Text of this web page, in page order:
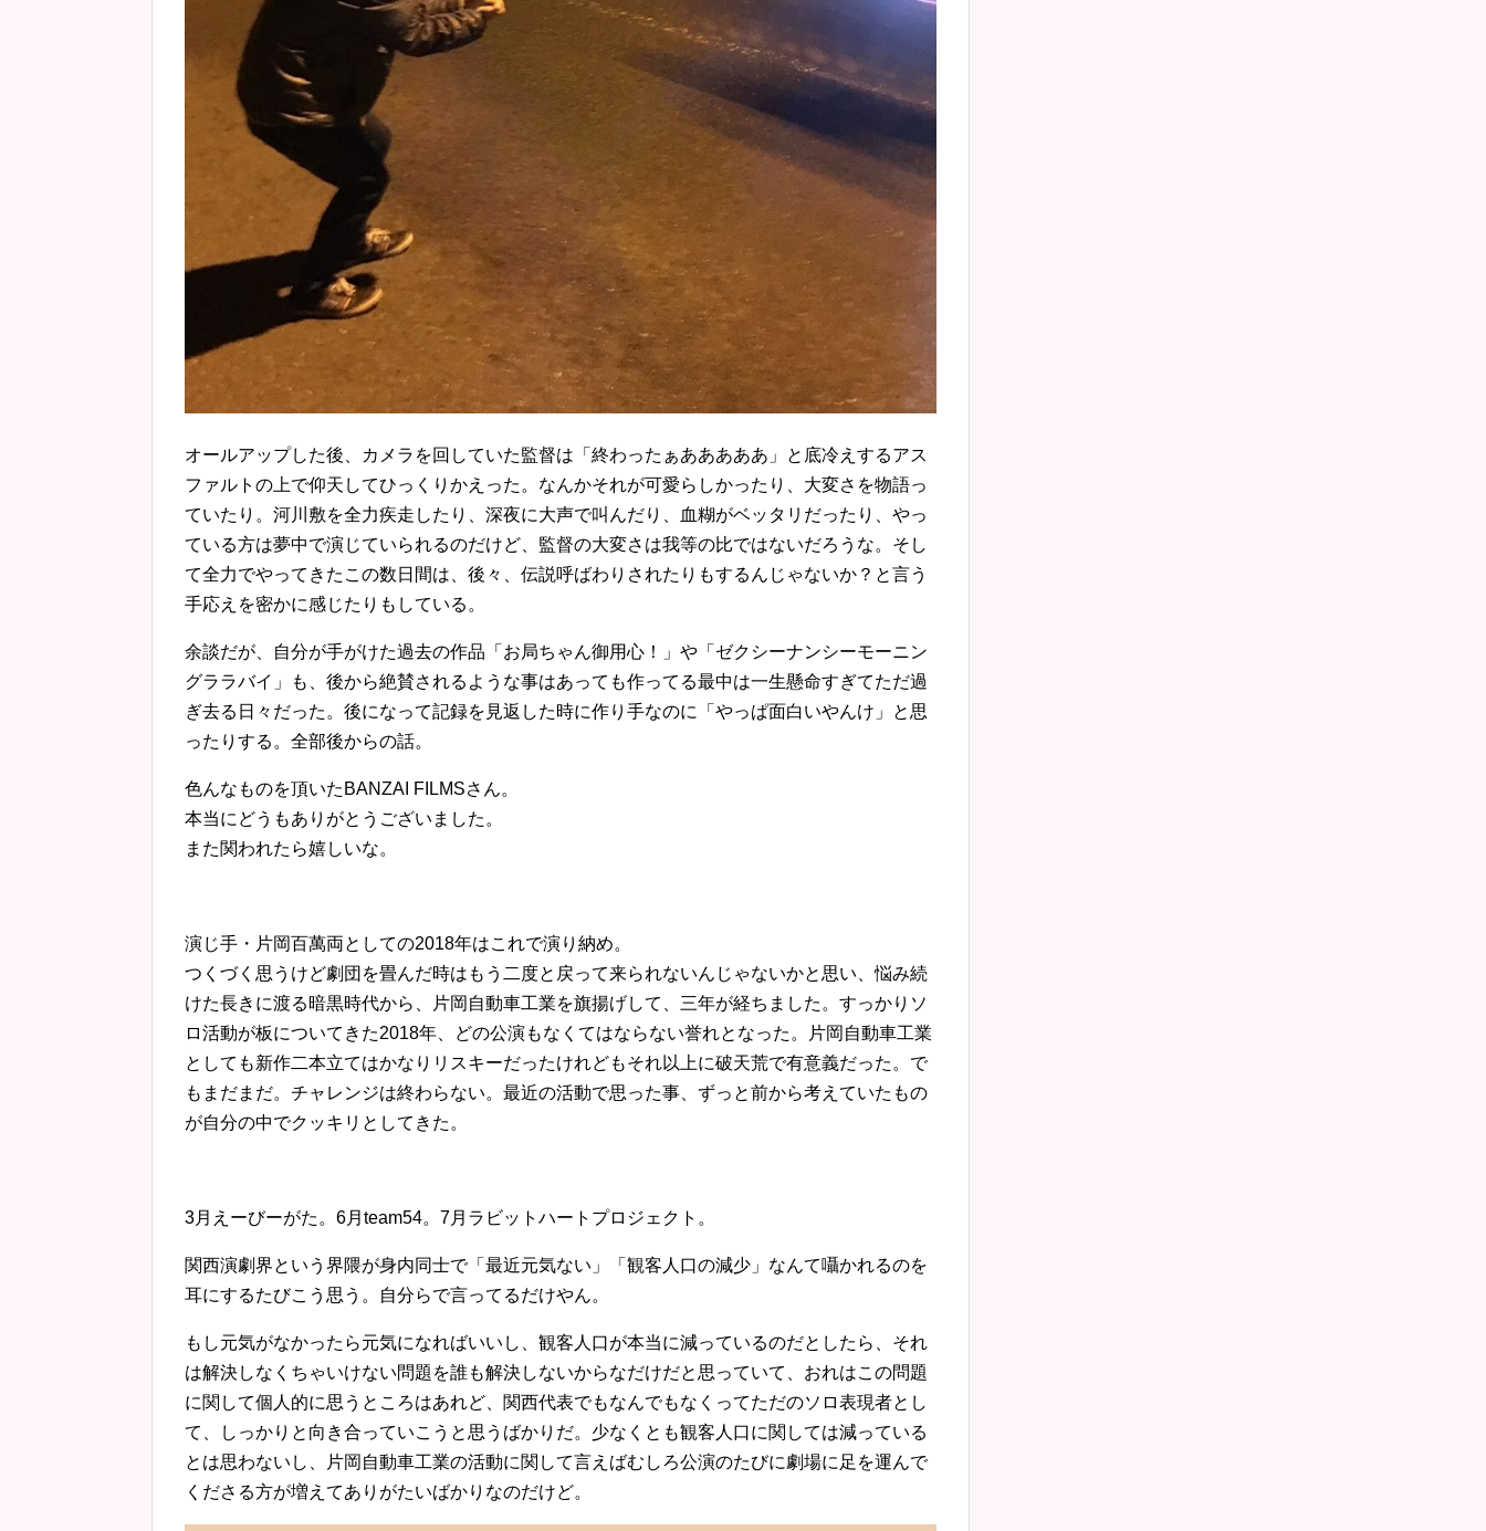
オールアップした後、カメラを回していた監督は「終わったぁあああああ」と底冷えするアス
ファルトの上で仰天してひっくりかえった。なんかそれが可愛らしかったり、大変さを物語っ
ていたり。河川敷を全力疾走したり、深夜に大声で叫んだり、血糊がベッタリだったり、やっ
ている方は夢中で演じていられるのだけど、監督の大変さは我等の比ではないだろうな。そし
て全力でやってきたこの数日間は、後々、伝説呼ばわりされたりもするんじゃないか？と言う
手応えを密かに感じたりもしている。
余談だが、自分が手がけた過去の作品「お局ちゃん御用心！」や「ゼクシーナンシーモーニン
グララバイ」も、後から絶賛されるような事はあっても作ってる最中は一生懸命すぎてただ過
ぎ去る日々だった。後になって記録を見返した時に作り手なのに「やっぱ面白いやんけ」と思
ったりする。全部後からの話。
色んなものを頂いたBANZAI FILMSさん。
本当にどうもありがとうございました。
また関われたら嬉しいな。
演じ手・片岡百萬両としての2018年はこれで演り納め。
つくづく思うけど劇団を畳んだ時はもう二度と戻って来られないんじゃないかと思い、悩み続
けた長きに渡る暗黒時代から、片岡自動車工業を旗揚げして、三年が経ちました。すっかりソ
ロ活動が板についてきた2018年、どの公演もなくてはならない誉れとなった。片岡自動車工業
としても新作二本立てはかなりリスキーだったけれどもそれ以上に破天荒で有意義だった。で
もまだまだ。チャレンジは終わらない。最近の活動で思った事、ずっと前から考えていたもの
が自分の中でクッキリとしてきた。
3月えーびーがた。6月team54。7月ラビットハートプロジェクト。
関西演劇界という界隈が身内同士で「最近元気ない」「観客人口の減少」なんて囁かれるのを
耳にするたびこう思う。自分らで言ってるだけやん。
もし元気がなかったら元気になればいいし、観客人口が本当に減っているのだとしたら、それ
は解決しなくちゃいけない問題を誰も解決しないからなだけだと思っていて、おれはこの問題
に関して個人的に思うところはあれど、関西代表でもなんでもなくってただのソロ表現者とし
て、しっかりと向き合っていこうと思うばかりだ。少なくとも観客人口に関しては減っている
とは思わないし、片岡自動車工業の活動に関して言えばむしろ公演のたびに劇場に足を運んで
くださる方が増えてありがたいばかりなのだけど。